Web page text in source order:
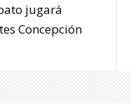
jugará
Concepción